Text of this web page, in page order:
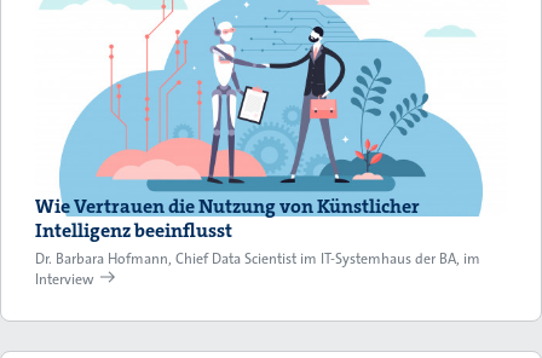
Wie Vertrauen die Nutzung von Künstlicher
Intelligenz beeinflusst
Dr. Barbara Hofmann, Chief Data Scientist im IT-Systemhaus der BA, im
Interview